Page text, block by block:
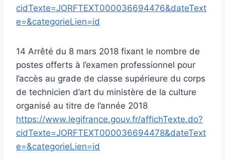
cidTexte=JORFTEXT000036694476&dateText
e=&categorieLien=id
14 Arrêté du 8 mars 2018 fixant le nombre de
postes offerts à l’examen professionnel pour
l’accès au grade de classe supérieure du corps
de technicien d’art du ministère de la culture
organisé au titre de l’année 2018
https://www.legifrance.gouv.fr/affichTexte.do?
cidTexte=JORFTEXT000036694478&dateText
e=&categorieLien=id